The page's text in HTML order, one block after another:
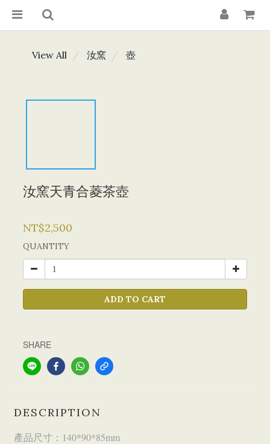
View All 汝窯 壺
汝窯天青合菱茶壺
NT$2,500
QUANTITY
ADD TO CART
SHARE
DESCRIPTION
產品尺寸：140*90*85mm